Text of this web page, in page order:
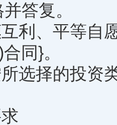
答复。
利、平等自
同}。
选择的投资